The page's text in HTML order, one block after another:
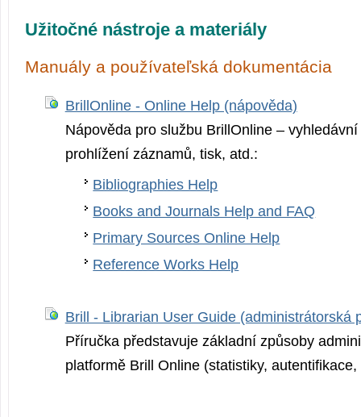
Užitočné nástroje a materiály
Manuály a používateľská dokumentácia
BrillOnline - Online Help (nápověda)
Nápověda pro službu BrillOnline –
prohlížení záznamů, tisk, atd.:
Bibliographies Help
Books and Journals Help and FAQ
Primary Sources Online Help
Reference Works Help
Brill - Librarian User Guide (administrátorská
Příručka představuje základní způsoby
platformě Brill Online (statistiky,